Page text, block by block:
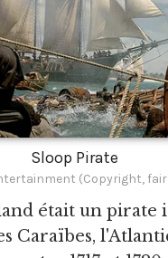
Sloop Pirate
(Copyright, fair
était un pirate
Caraïbes,